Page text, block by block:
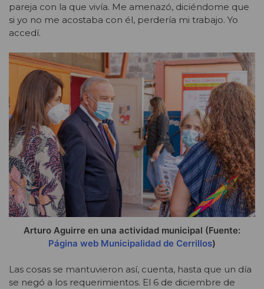
pareja con la que vivía. Me amenazó, diciéndome que
si yo no me acostaba con él, perdería mi trabajo. Yo
accedí.
Arturo Aguirre en una actividad municipal (Fuente:
Página web Municipalidad de Cerrillos)
Las cosas se mantuvieron así, cuenta, hasta que un día
se negó a los requerimientos. El 6 de diciembre de